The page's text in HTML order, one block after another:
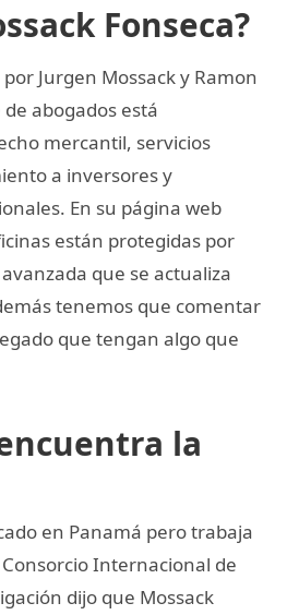
Fonseca?
Jurgen Mossack y Ramon
abogados está
mercantil, servicios
a inversores y
En su página web
están protegidas por
que se actualiza
tenemos que comentar
que tengan algo que
la
en Panamá pero trabaja
Internacional de
dijo que Mossack